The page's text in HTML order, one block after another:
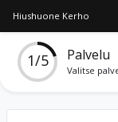
Hiushuone Kerho
1/5 Palvelu
Valitse